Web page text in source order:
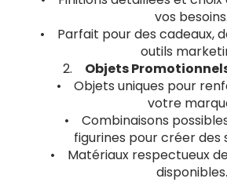
vos besoins.
• Parfait pour des cadeaux,
outils
2. Objets
• Objets uniques pour
votre
• Combinaisons
figurines pour créer des
• Matériaux respectueux
disponibles.